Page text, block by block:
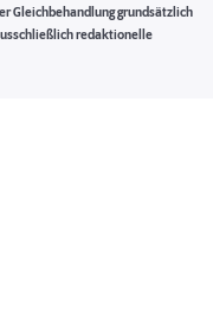
Gleichbehandlung grundsätzlich
redaktionelle